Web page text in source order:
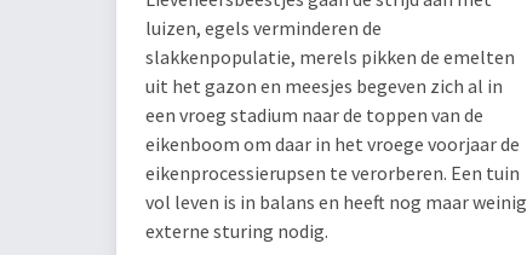
luizen, egels verminderen de
slakkenpopulatie, merels pikken de emelten
uit het gazon en meesjes begeven zich al in
een vroeg stadium naar de toppen van de
eikenboom om daar in het vroege voorjaar de
eikenprocessierupsen te verorberen. Een tuin
vol leven is in balans en heeft nog maar weinig
externe sturing nodig.